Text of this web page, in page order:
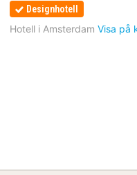
bild
Designhotell
Hotell i Amsterdam Visa på